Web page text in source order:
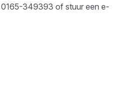
0165-349393 of stuur een e-